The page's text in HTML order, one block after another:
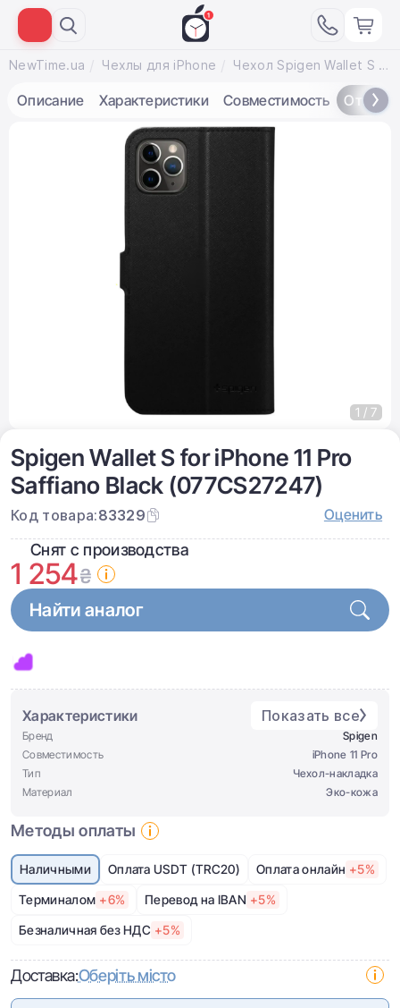
NewTime.ua Чехлы для iPhone Чехол Spigen Wallet S for iPhone 11 Pro Saffiano Black (077CS27247)
Описание Характеристики Совместимость Отзывы
Spigen Wallet S for iPhone 11 Pro
Saffiano Black (077CS27247)
Код товара:83329 Оценить
Снят с производства
1 254₴
Найти аналог
Характеристики Показать все
Бренд
Spigen
Совместимость
iPhone 11 Pro
Тип
Чеxол-накладка
Материал
Эко-кожа
Методы оплаты
Наличными Оплата USDT (TRC20) Оплата онлайн +5%
Терминалом +6% Перевод на IBAN +5%
Безналичная без НДС +5%
Доставка:Оберіть місто
1 / 7